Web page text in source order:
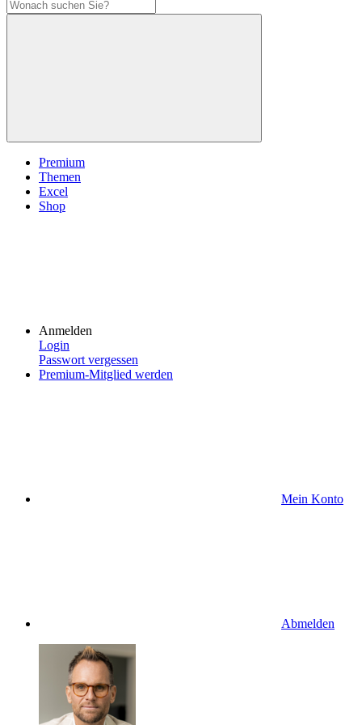
Premium
Themen
Excel
Shop
Anmelden
Login
Passwort vergessen
Premium-Mitglied werden
Mein Konto
Abmelden